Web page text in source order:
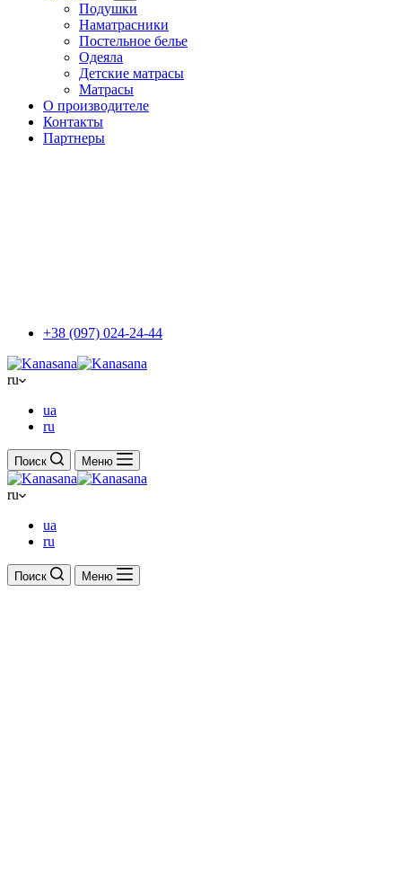
Подушки
Наматрасники
Постельное белье
Одеяла
Детские матрасы
Матрасы
О производителе
Контакты
Партнеры
+38 (097) 024-24-44
ru
ua
ru
Поиск Меню
ru
ua
ru
Поиск Меню